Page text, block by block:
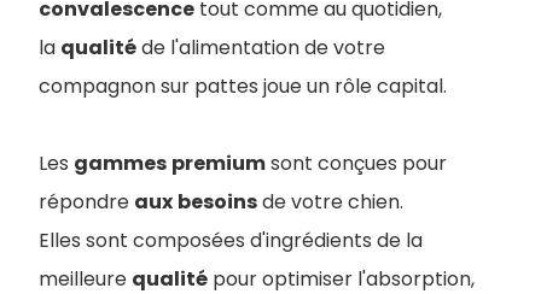
convalescence tout comme au quotidien,
la qualitéde l'alimentation de votre
compagnon sur pattes joue un rôle capital.
Les gammes premiumsont conçues pour
répondre aux besoinsde votre chien.
Elles sont composées d'ingrédients de la
meilleure qualité pour optimiser l'absorption,